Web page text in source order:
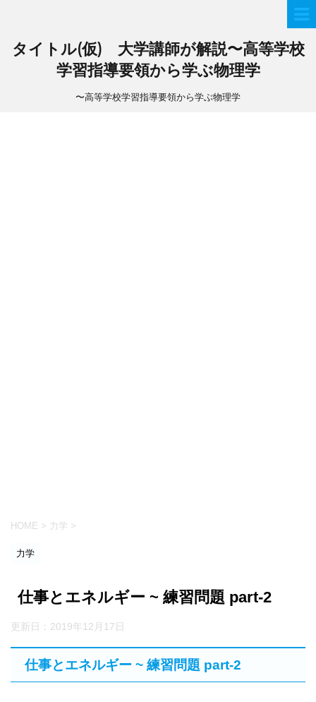
タイトル(仮) 大学講師が解説〜高等学校
学習指導要領から学ぶ物理学
〜高等学校学習指導要領から学ぶ物理学
HOME > 力学 >
力学
仕事とエネルギー ~ 練習問題 part-2
更新日： 2019年12月17日
仕事とエネルギー ~ 練習問題 part-2